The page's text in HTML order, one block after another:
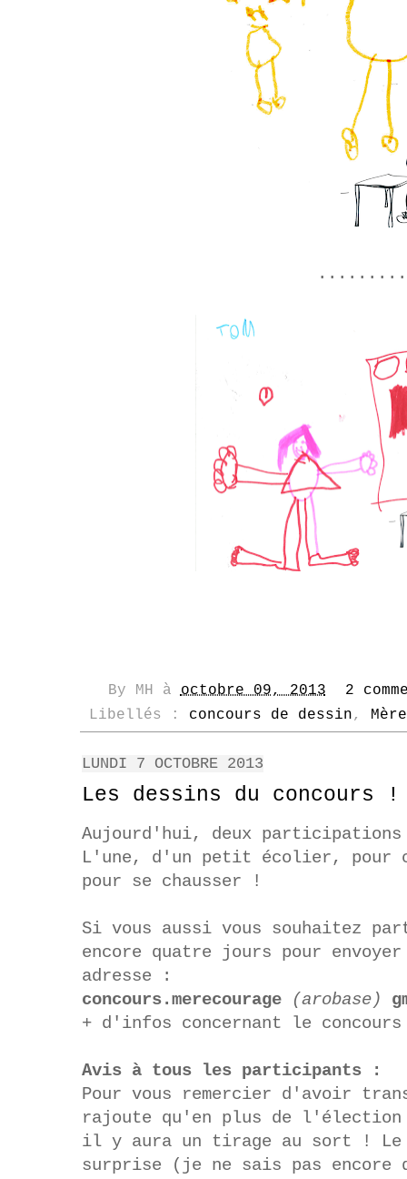
By MH àoctobre 09, 2013
2
Libellés : concours de dessin,
LUNDI 7 OCTOBRE 2013
Les dessins du concours !
Aujourd'hui, deux participations
L'une, d'un petit écolier, pour
pour se chausser !
Si vous aussi vous souhaitez
encore quatre jours pour
adresse :
concours.merecourage (arobase)
+ d'infos concernant le
Avis à tous les participants :
Pour vous remercier d'avoir
rajoute qu'en plus de l'élection
il y aura un tirage au sort ! Le
surprise (je ne sais pas